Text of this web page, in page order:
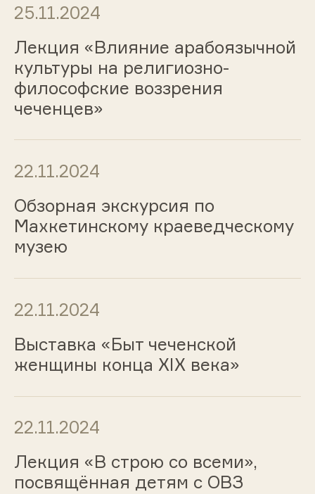
25.11.2024
Лекция «Влияние арабоязычной
культуры на религиозно-
философские воззрения
чеченцев»
22.11.2024
Обзорная экскурсия по
Махкетинскому краеведческому
музею
22.11.2024
Выставка «Быт чеченской
женщины конца XIX века»
22.11.2024
Лекция «В строю со всеми»,
посвящённая детям с ОВЗ